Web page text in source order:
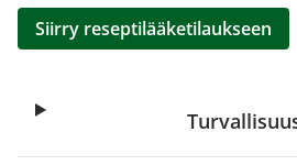
Siirry reseptilääketilaukseen